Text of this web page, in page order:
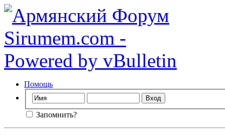
Помощь
Запомнить?